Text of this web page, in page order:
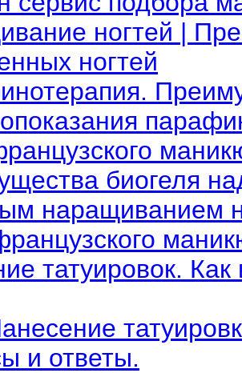
ногтей |
ногтей
биогеля
наращиванием
татуировок. Как
и ответы.